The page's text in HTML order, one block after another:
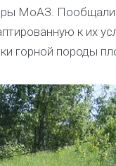
МоАЗ.
к их
горной породы